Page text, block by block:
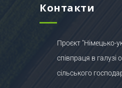
Контакти
Проєкт "Німецько-
співпраця в галузі
сільського